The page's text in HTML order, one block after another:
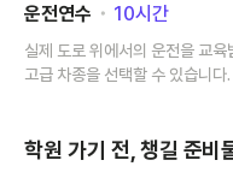
운전연수 ･ 10시간
실제 도로 위에서의 운전을 교
고급 차종을 선택할 수 있습니다.
학원 가기 전, 챙길 준비